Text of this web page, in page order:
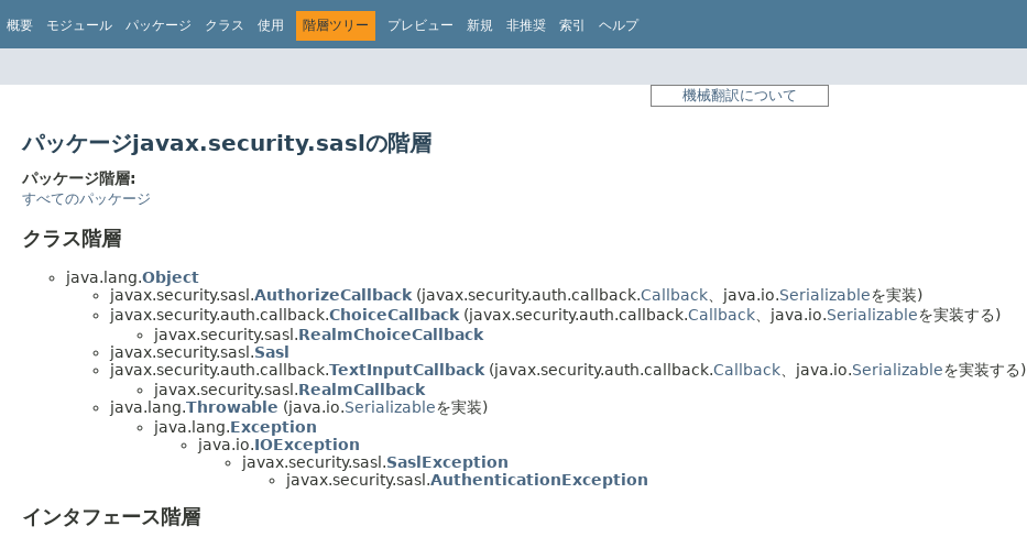
概要 モジュール パッケージ クラス 使用 階層ツリー プレビュー 新規 非推奨 索引 ヘルプ
機械翻訳について
パッケージjavax.security.saslの階層
パッケージ階層:
すべてのパッケージ
クラス階層
java.lang.Object
javax.security.sasl.AuthorizeCallback (javax.security.auth.callback.Callback 、java.io.Serializableを実装)
javax.security.auth.callback.ChoiceCallback (javax.security.auth.callback.Callback 、java.io.Serializableを実装する)
javax.security.sasl.RealmChoiceCallback
javax.security.sasl.Sasl
javax.security.auth.callback.TextInputCallback (javax.security.auth.callback.Callback 、java.io.Serializableを実装する)
javax.security.sasl.RealmCallback
java.lang.Throwable (java.io.Serializableを実装)
java.lang.Exception
java.io.IOException
javax.security.sasl.SaslException
javax.security.sasl.AuthenticationException
インタフェース階層